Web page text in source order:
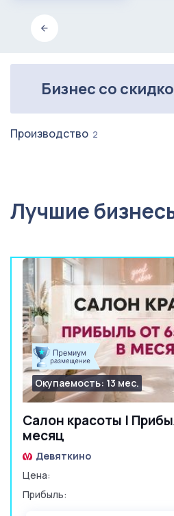
Бизнес со
Производство 2
Лучшие
Салон красоты |
месяц
Окупаемость: 13 мес.
Девяткино
Цена:
Прибыль: